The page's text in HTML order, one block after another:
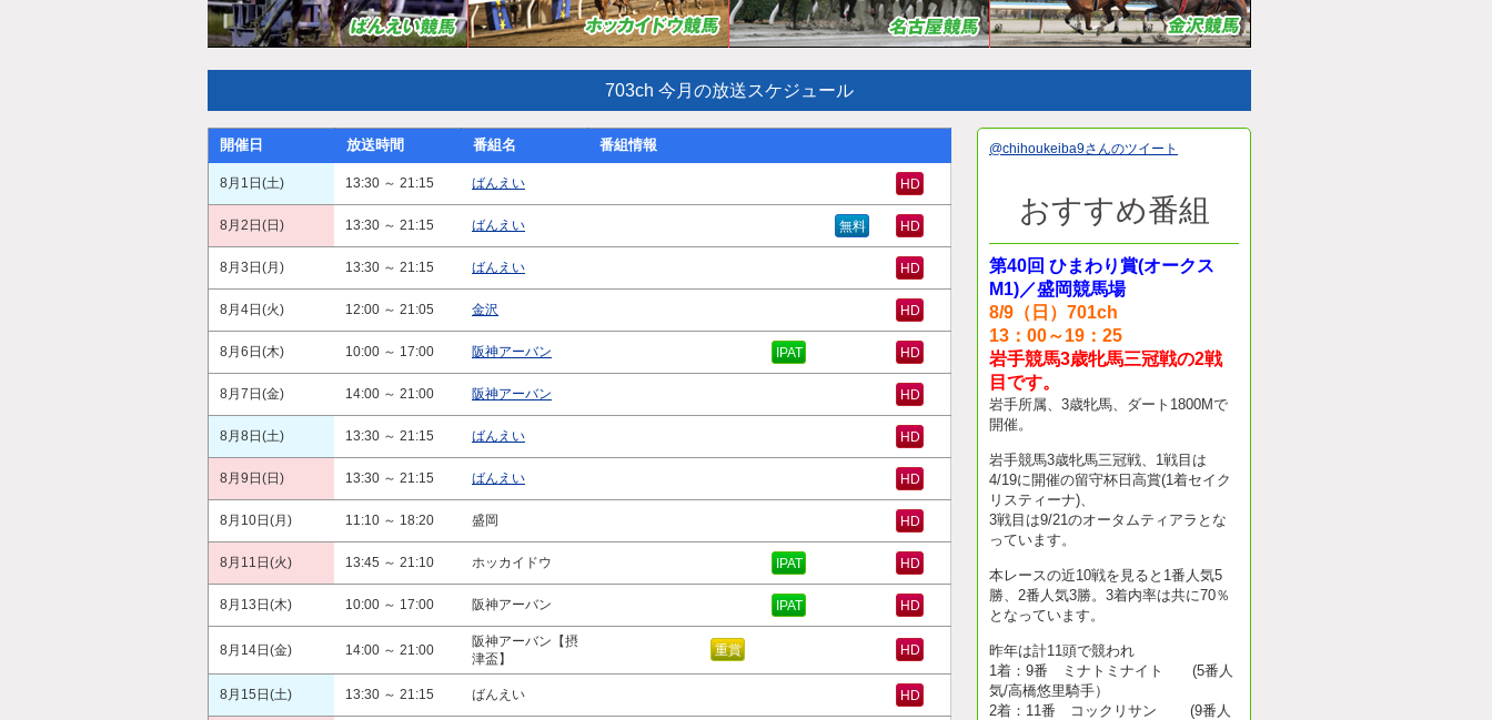
703ch 今月の放送スケジュール
開催日 放送時間 番組名 番組情報
8月1日(土) 13:30 ～ 21:15 ばんえい HD
8月2日(日) 13:30 ～ 21:15 ばんえい 無料 HD
8月3日(月) 13:30 ～ 21:15 ばんえい HD
8月4日(火) 12:00 ～ 21:05 金沢 HD
8月6日(木) 10:00 ～ 17:00 阪神アーバン IPAT HD
8月7日(金) 14:00 ～ 21:00 阪神アーバン HD
8月8日(土) 13:30 ～ 21:15 ばんえい HD
8月9日(日) 13:30 ～ 21:15 ばんえい HD
8月10日(月) 11:10 ～ 18:20 盛岡 HD
8月11日(火) 13:45 ～ 21:10 ホッカイドウ IPAT HD
8月13日(木) 10:00 ～ 17:00 阪神アーバン IPAT HD
8月14日(金) 14:00 ～ 21:00
阪神アーバン【摂
津盃】
重賞 HD
8月15日(土) 13:30 ～ 21:15 ばんえい HD
@chihoukeiba9さんのツイート
おすすめ番組
第40回 ひまわり賞(オークス
M1)／盛岡競馬場
8/9（日）701ch
13：00～19：25
岩手競馬3歳牝馬三冠戦の2戦
目です。
岩手所属、3歳牝馬、ダート1800Mで
開催。
岩手競馬3歳牝馬三冠戦、1戦目は
4/19に開催の留守杯日高賞(1着セイク
リスティーナ)、
3戦目は9/21のオータムティアラとな
っています。
本レースの近10戦を見ると1番人気5
勝、2番人気3勝。3着内率は共に70％
となっています。
昨年は計11頭で競われ
1着：9番 ミナトミナイト (5番人
気/高橋悠里騎手）
2着：11番 コックリサン (9番人